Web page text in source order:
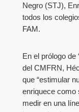
Negro (STJ),
todos los
FAM.
En el prólogo de
del CMFRN,
que “estimular
enriquece como
medir en una